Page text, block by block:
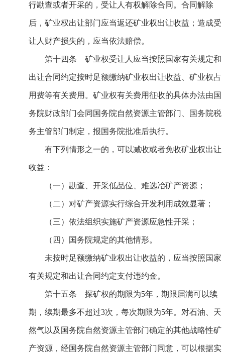
行勘查或者开采的，受让人有权解除合同。合同解除
后，矿业权出让部门应当返还矿业权出让收益；造成受
让人财产损失的，应当依法赔偿。
第十四条 矿业权受让人应当按照国家有关规定和
出让合同约定按时足额缴纳矿业权出让收益、矿业权占
用费等有关费用。矿业权有关费用征收的具体办法由国
务院财政部门会同国务院自然资源主管部门、国务院税
务主管部门制定，报国务院批准后执行。
有下列情形之一的，可以减收或者免收矿业权出让
收益：
（一）勘查、开采低品位、难选冶矿产资源；
（二）对矿产资源实行综合开发利用成效显著；
（三）依法组织实施矿产资源应急性开采；
（四）国务院规定的其他情形。
未按时足额缴纳矿业权出让收益的，应当按照国家
有关规定和出让合同约定支付违约金。
第十五条 探矿权的期限为5年，期限届满可以续
期，续期最多不超过3次，每次期限为5年。对石油、天
然气以及国务院自然资源主管部门确定的其他战略性矿
产资源，经国务院自然资源主管部门同意，可以根据实